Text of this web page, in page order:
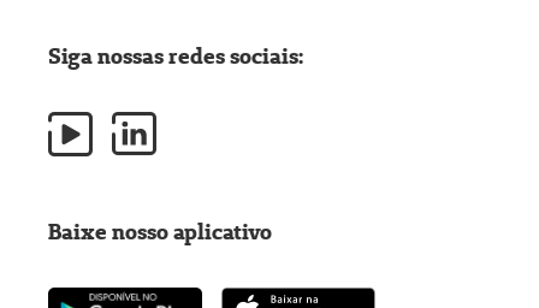
Siga nossas redes sociais:
Baixe nosso aplicativo